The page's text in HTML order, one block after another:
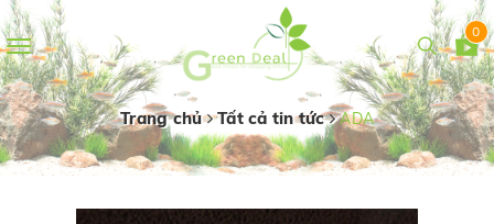
Toggle
navigation
0
Trang chủ Tất cả tin tức ADA